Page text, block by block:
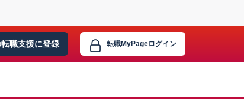
職支援に登録 転職MyPageログイン